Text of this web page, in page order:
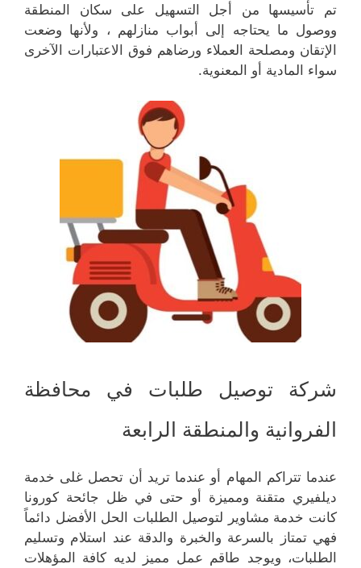
تم تأسيسها من أجل التسهيل على سكان المنطقة
ووصول ما يحتاجه إلى أبواب منازلهم ، ولأنها وضعت
الإتقان ومصلحة العملاء ورضاهم فوق الاعتبارات الآخرى
سواء المادية أو المعنوية.
شركة توصيل طلبات في محافظة
الفروانية والمنطقة الرابعة
عندما تتراكم المهام أو عندما تريد أن تحصل غلى خدمة
ديلفيري متقنة ومميزة أو حتى في ظل جائحة كورونا
كانت خدمة مشاوير لتوصيل الطلبات الحل الأفضل دائماً
فهي تمتاز بالسرعة والخبرة والدقة عند استلام وتسليم
الطلبات، ويوجد طاقم عمل مميز لديه كافة المؤهلات